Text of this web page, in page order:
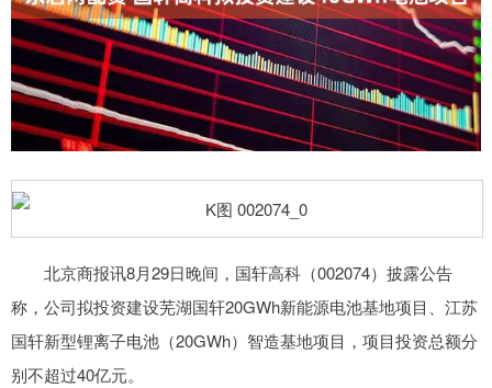
北京商报讯8月29日晚间，国轩高科（002074）披露公告
称，公司拟投资建设芜湖国轩20GWh新能源电池基地项目、江苏
国轩新型锂离子电池（20GWh）智造基地项目，项目投资总额分
别不超过40亿元。